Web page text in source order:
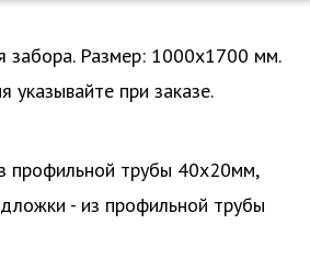
забора. Размер: 1000х1700 мм.
указывайте при заказе.
профильной трубы 40х20мм,
- из профильной трубы